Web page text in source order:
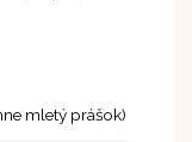
mletý prášok)